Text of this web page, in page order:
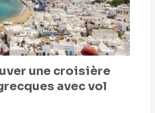
une croisière
avec vol